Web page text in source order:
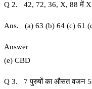
Q 2. 42, 72, 36, X, 88 में X
Ans. (a) 63 (b) 64 (c) 61
Answer
(e) CBD
Q 3. 7 पुरुषों का औसत वजन 58